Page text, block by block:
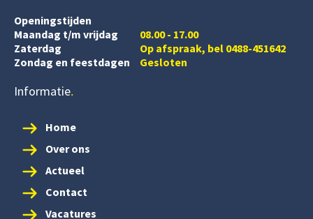
Openingstijden
Maandag t/m vrijdag
08.00 - 17.00
Zaterdag
Op afspraak, bel 0488-451642
Zondag en feestdagen
Gesloten
Informatie
Home
Over ons
Actueel
Contact
Vacatures